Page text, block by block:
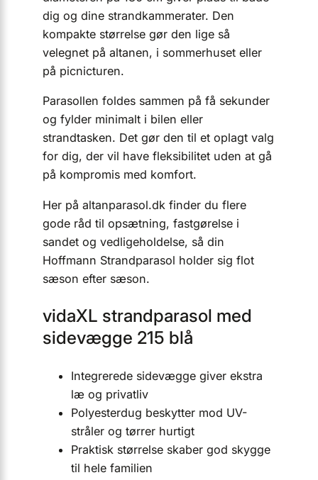
dig og dine strandkammerater. Den
kompakte størrelse gør den lige så
velegnet på altanen, i sommerhuset eller
på picnic­turen.
Parasollen foldes sammen på få sekunder
og fylder minimalt i bilen eller
strandtasken. Det gør den til et oplagt valg
for dig, der vil have fleksibilitet uden at gå
på kompromis med komfort.
Her på altanparasol.dk finder du flere
gode råd til opsætning, fastgørelse i
sandet og vedligeholdelse, så din
Hoffmann Strandparasol holder sig flot
sæson efter sæson.
vidaXL strandparasol med
sidevægge 215 blå
Integrerede sidevægge giver ekstra
læ og privatliv
Polyesterdug beskytter mod UV-
stråler og tørrer hurtigt
Praktisk størrelse skaber god skygge
til hele familien